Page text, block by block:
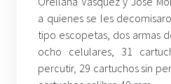
a quienes se les
tipo escopetas, dos armas
ocho celulares, 31
percutir, 29 cartuchos sin